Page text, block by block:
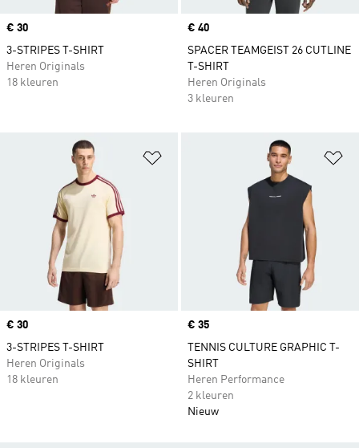
Price
€ 30
3-STRIPES T-SHIRT
Heren Originals
18 kleuren
Price
€ 40
SPACER TEAMGEIST 26 CUTLINE
T-SHIRT
Heren Originals
3 kleuren
Op verlanglijst zetten
Price
€ 30
3-STRIPES T-SHIRT
Heren Originals
18 kleuren
Price
€ 35
TENNIS CULTURE GRAPHIC T-
SHIRT
Heren Performance
2 kleuren
Nieuw